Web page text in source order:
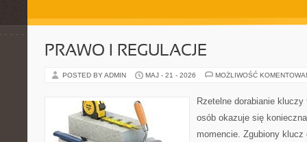
PRAWO I REGULACJE
POSTED BY ADMIN MAJ - 21 - 2026 MOŻLIWOŚĆ
Rzetelne dorabianie kluczy
osób okazuje się
momencie. Zgubiony